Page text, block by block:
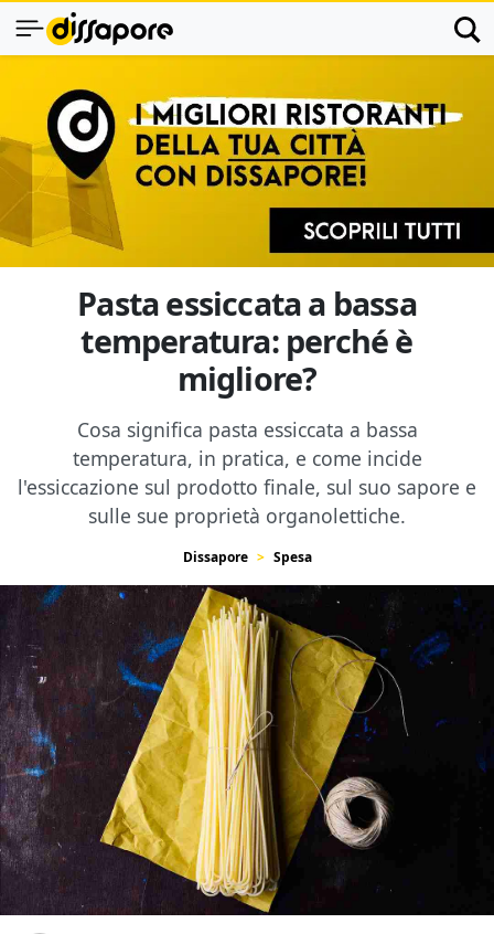
Pasta essiccata a bassa
temperatura: perché è
migliore?
Cosa significa pasta essiccata a bassa
temperatura, in pratica, e come incide
l'essiccazione sul prodotto finale, sul suo sapore e
sulle sue proprietà organolettiche.
Dissapore Spesa